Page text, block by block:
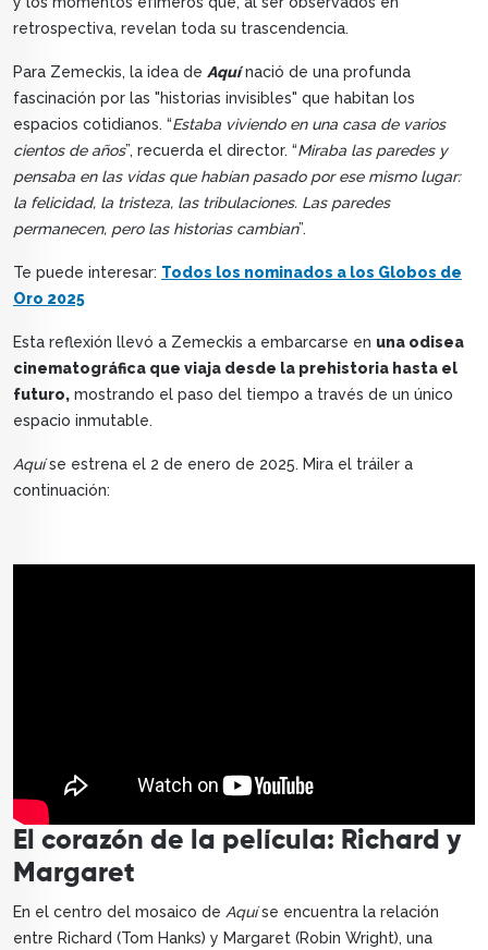
retrospectiva, revelan toda su trascendencia.
Para Zemeckis, la idea de Aquínació de una profunda
fascinación por las "historias invisibles" que habitan los
espacios cotidianos. “Estaba viviendo en una casa de varios
cientos de años”, recuerda el director. “Miraba las paredes y
pensaba en las vidas que habían pasado por ese mismo lugar:
la felicidad, la tristeza, las tribulaciones. Las paredes
permanecen, pero las historias cambian”.
Te puede interesar: Todos los nominados a los Globos de
Oro 2025
Esta reflexión llevó a Zemeckis a embarcarse en una odisea
cinematográfica que viaja desde la prehistoria hasta el
futuro, mostrando el paso del tiempo a través de un único
espacio inmutable.
Aquíse estrena el 2 de enero de 2025. Mira el tráiler a
continuación:
El corazón de la película: Richard y
Margaret
En el centro del mosaico de Aquíse encuentra la relación
entre Richard (Tom Hanks) y Margaret (Robin Wright), una